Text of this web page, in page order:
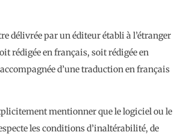
délivrée par un éditeur établi à l’étranger
rédigée en français, soit rédigée en
d’une traduction en français
mentionner que le logiciel ou le
les conditions d’inaltérabilité, de